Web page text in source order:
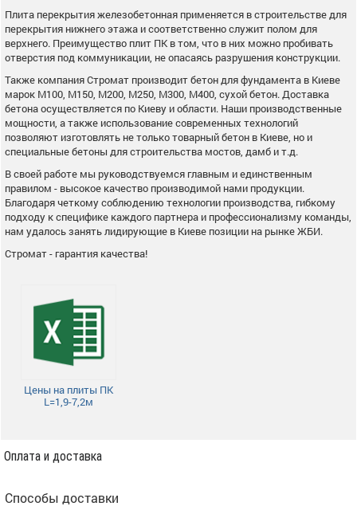
Плита перекрытия железобетонная применяется в строительстве для
перекрытия нижнего этажа и соответственно служит полом для
верхнего. Преимущество плит ПК в том, что в них можно пробивать
отверстия под коммуникации, не опасаясь разрушения конструкции.
Также компания Стромат производит бетон для фундамента в Киеве
марок М100, М150, М200, М250, М300, М400, сухой бетон. Доставка
бетона осуществляется по Киеву и области. Наши производственные
мощности, а также использование современных технологий
позволяют изготовлять не только товарный бетон в Киеве, но и
специальные бетоны для строительства мостов, дамб и т.д.
В своей работе мы руководствуемся главным и единственным
правилом - высокое качество производимой нами продукции.
Благодаря четкому соблюдению технологии производства, гибкому
подходу к специфике каждого партнера и профессионализму команды,
нам удалось занять лидирующие в Киеве позиции на рынке ЖБИ.
Стромат - гарантия качества!
Цены на плиты ПК
L=1,9-7,2м
Оплата и доставка
Способы доставки